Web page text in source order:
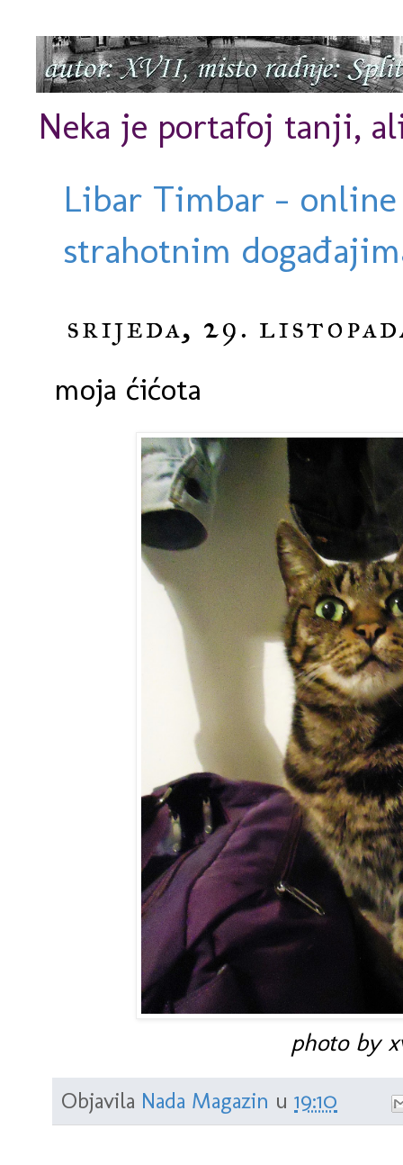
Neka je portafoj tanji,
Libar Timbar -
strahotnim
srijeda, 29.
moja ćićota
photo by
Objavila Nada Magazin u 19:10